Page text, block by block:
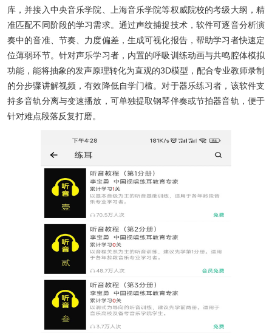
库，并接入中央音乐学院、上海音乐学院等权威院校的考级大纲，精
准匹配不同阶段的学习需求。通过声纹捕捉技术，软件可逐音分析演
奏中的音准、节奏、力度偏差，生成可视化报告，帮助学习者快速定
位薄弱环节。针对声乐学习者，内置的呼吸训练动画与共鸣腔体模拟
功能，能将抽象的发声原理转化为直观的3D模型，配合专业教师录制
的分步骤讲解视频，有效降低自学门槛。对于器乐练习者，该软件支
持多音轨分离与变速播放，可单独提取钢琴伴奏或节拍器音轨，便于
针对难点段落反复打磨。